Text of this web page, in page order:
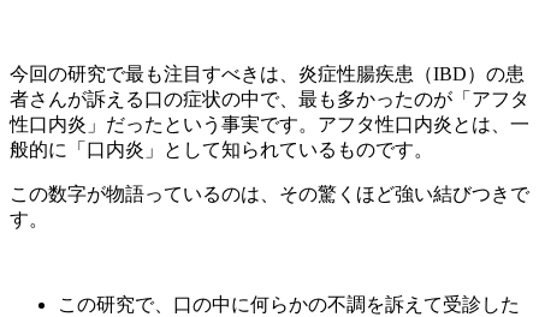
今回の研究で最も注目すべきは、炎症性腸疾患（IBD）の患
者さんが訴える口の症状の中で、最も多かったのが「アフタ
性口内炎」だったという事実です。アフタ性口内炎とは、一
般的に「口内炎」として知られているものです。
この数字が物語っているのは、その驚くほど強い結びつきで
す。
この研究で、口の中に何らかの不調を訴えて受診した